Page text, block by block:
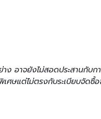
าง อาจยังไม่สอดประสาน
ศษแต่ไม่ตรงกับระเบียบจัด